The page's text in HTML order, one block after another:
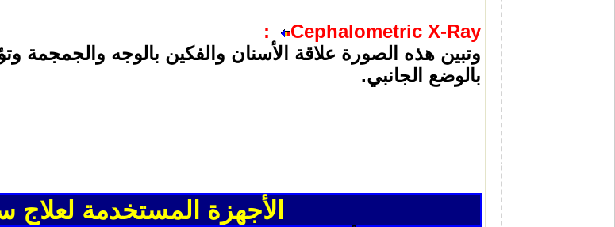
Cephalometric X-Ray
:
وتبين هذه الصورة علاقة الأسنان والفكين بالوجه والجمجمة
بالوضع الجانبي.
الأجهزة المستخدمة لعلاج